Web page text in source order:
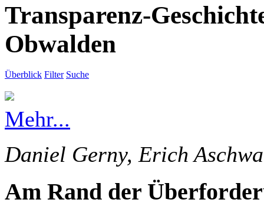
Transparenz-
Obwalden
Überblick Filter Suche
Mehr...
Daniel Gerny, Erich
Am Rand der